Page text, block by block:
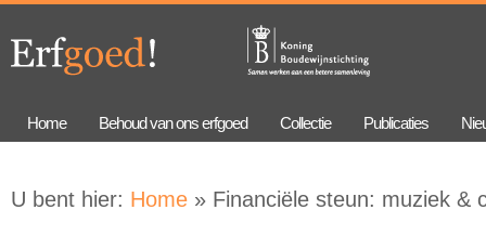
gaan
navigation
Home Behoud van ons erfgoed Collectie Publicaties
U bent hier: Home » Financiële steun: muziek &